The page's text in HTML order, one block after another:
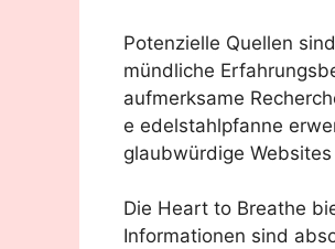
Potenzielle Quellen
mündliche
aufmerksame
e edelstahlpfanne
glaubwürdige
Die Heart to Breathe
Informationen sind